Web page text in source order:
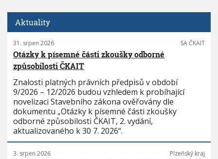
Aktuality
31. srpen 2026 SA ČKAIT
Otázky k písemné části zkoušky odborné
způsobilosti ČKAIT
Znalosti platných právních předpisů v období
9/2026 – 12/2026 budou vzhledem k probíhající
novelizaci Stavebního zákona ověřovány dle
dokumentu „Otázky k písemné části zkoušky
odborné způsobilosti ČKAIT, 2. vydání,
aktualizovaného k 30 7. 2026“.
3. srpen 2026 Plzeňský kraj